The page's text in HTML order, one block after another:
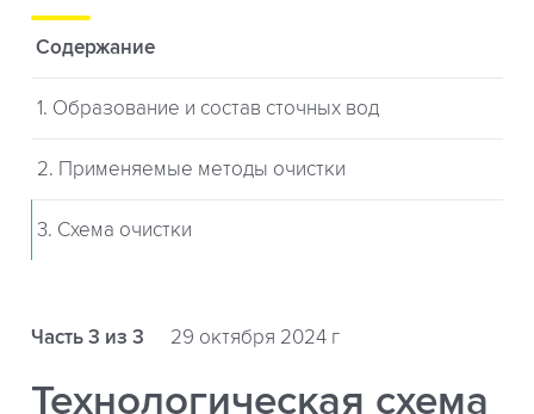
Содержание
1. Образование и состав сточных вод
2. Применяемые методы очистки
3. Cхема очистки
Часть 3 из 3 29 октября 2024 г
Технологическая схема